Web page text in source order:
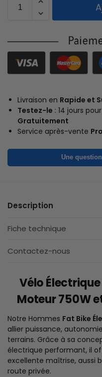
Livraison en Rapide et
Testez-le : 14 jours
Gratuitement
Service après-vente
Une
Description
Fiche technique
Contactez-nous
Vélo
Moteur 750W
Notre Hommes Fat Bike
allier puissance,
terrains. Grâce à sa
électrique performant, il
excellente maîtrise, aussi
route privée.